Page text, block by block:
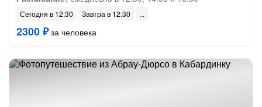
Сегодня в 12:30 Завтра в 12:30
2300 ₽за человека